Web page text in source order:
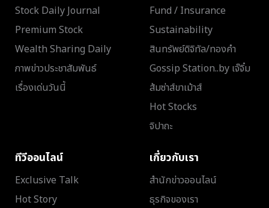
Stock Daily Journal
Premium Stock
Wealth Sharing Daily
ภาพข่าวประชาสัมพันธ์
เรื่องเด่นวันนี้
Fund / Insurance
Sustainability
สินทรัพย์ดิจิทัล/ทองคำ
Gossip Station..by เจ๊จิ๋ม
ส้มซ่าส์ขาเม้าส์
Hot Stocks
จิปาถะ
ทีวีออนไลน์
Exclusive Talk
Hot Story
เกี่ยวกับเรา
สำนักข่าวออนไลน์
ธุรกิจของเรา